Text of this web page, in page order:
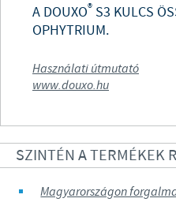
A DOUXO® S3 KULCS
OPHYTRIUM.
Használati útmutató
www.douxo.hu
SZINTÉN A TERMÉKEK
Magyarországon